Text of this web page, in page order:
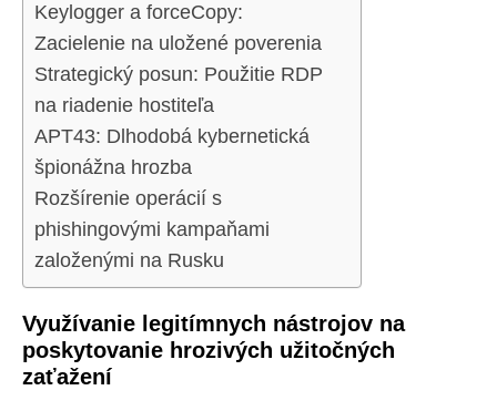
Keylogger a forceCopy:
Zacielenie na uložené poverenia
Strategický posun: Použitie RDP
na riadenie hostiteľa
APT43: Dlhodobá kybernetická
špionážna hrozba
Rozšírenie operácií s
phishingovými kampaňami
založenými na Rusku
Využívanie legitímnych nástrojov na
poskytovanie hrozivých užitočných
zaťažení